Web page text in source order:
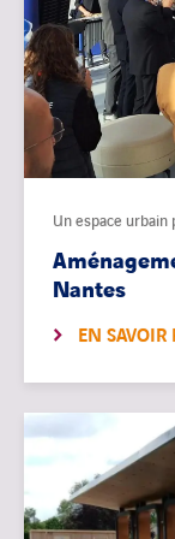
Un espace
Nantes
EN SAVOIR